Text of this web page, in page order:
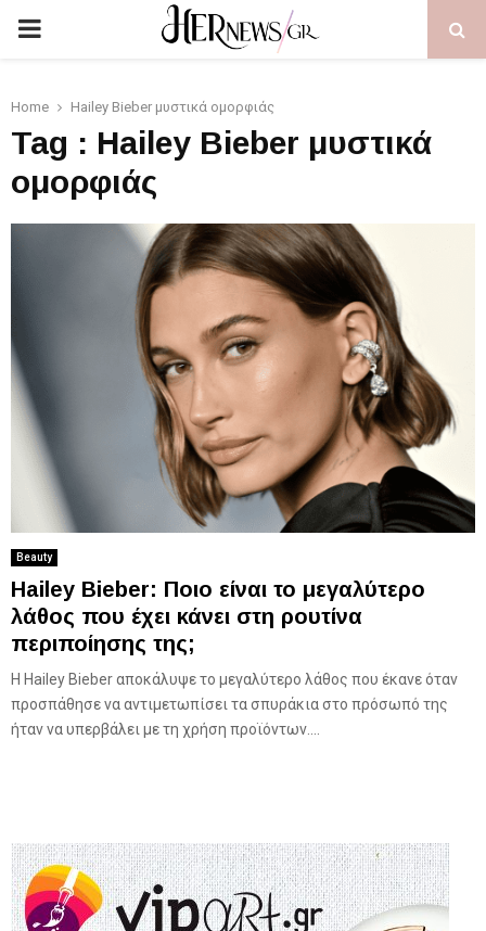
PRIMARY
Home Hailey Bieber μυστικά ομορφιάς
Tag : Hailey Bieber μυστικά
ομορφιάς
Beauty
Hailey Bieber: Ποιο είναι το μεγαλύτερο
λάθος που έχει κάνει στη ρουτίνα
περιποίησης της;
H Hailey Bieber αποκάλυψε το μεγαλύτερο λάθος που έκανε όταν
προσπάθησε να αντιμετωπίσει τα σπυράκια στο πρόσωπό της
ήταν να υπερβάλει με τη χρήση προϊόντων....